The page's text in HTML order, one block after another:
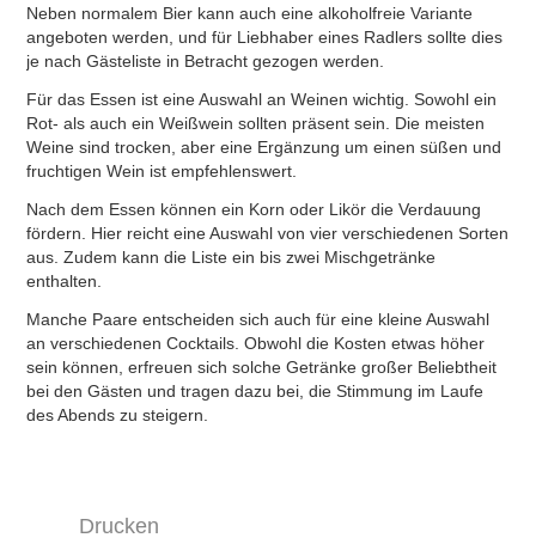
Neben normalem Bier kann auch eine alkoholfreie Variante
angeboten werden, und für Liebhaber eines Radlers sollte dies
je nach Gästeliste in Betracht gezogen werden.
Für das Essen ist eine Auswahl an Weinen wichtig. Sowohl ein
Rot- als auch ein Weißwein sollten präsent sein. Die meisten
Weine sind trocken, aber eine Ergänzung um einen süßen und
fruchtigen Wein ist empfehlenswert.
Nach dem Essen können ein Korn oder Likör die Verdauung
fördern. Hier reicht eine Auswahl von vier verschiedenen Sorten
aus. Zudem kann die Liste ein bis zwei Mischgetränke
enthalten.
Manche Paare entscheiden sich auch für eine kleine Auswahl
an verschiedenen Cocktails. Obwohl die Kosten etwas höher
sein können, erfreuen sich solche Getränke großer Beliebtheit
bei den Gästen und tragen dazu bei, die Stimmung im Laufe
des Abends zu steigern.
Drucken